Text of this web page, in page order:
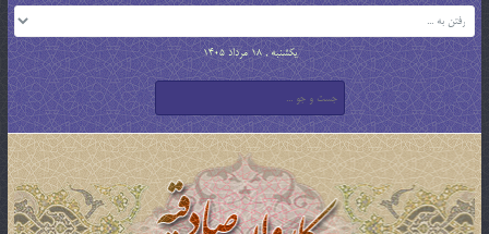
یکشنبه , 18 مرداد 1405